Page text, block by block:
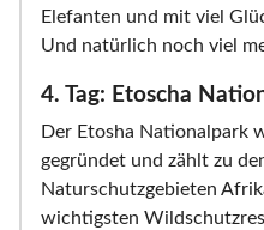
Elefanten und mit viel
Und natürlich noch viel
4. Tag: Etoscha
Der Etosha Nationalpark
gegründet und zählt zu
Naturschutzgebieten
wichtigsten